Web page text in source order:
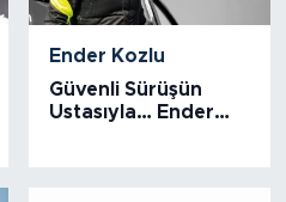
Ender Kozlu
Güvenli Sürüşün
Ustasıyla… Ender